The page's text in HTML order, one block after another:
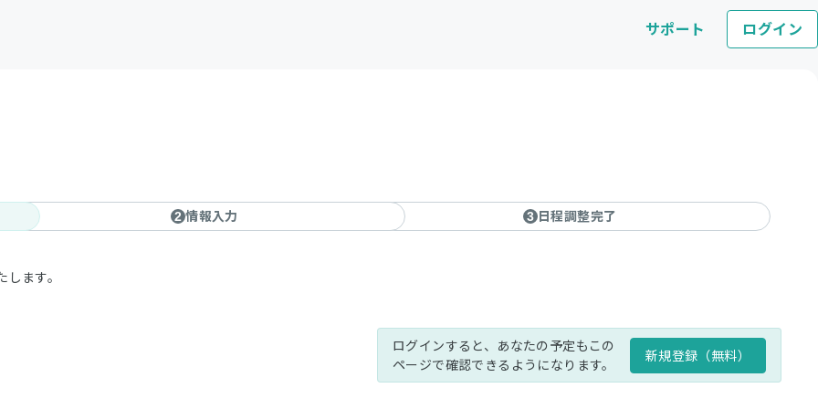
サポート ログイン
2 情報入力 3 日程調整完了
ます。
ログインすると、あなたの予定もこの
ページで確認できるようになります。
新規登録（無料）